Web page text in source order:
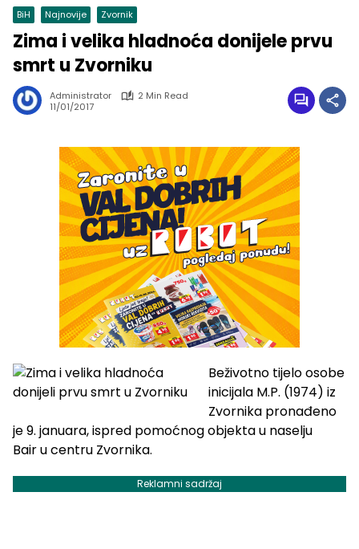
BiH Najnovije Zvornik
Zima i velika hladnoća donijele prvu
smrt u Zvorniku
Administrator
2 Min Read
11/01/2017
Beživotno tijelo osobe
inicijala M.P. (1974) iz
Zvornika pronađeno
je 9. januara, ispred pomoćnog objekta u naselju
Bair u centru Zvornika.
Reklamni sadržaj